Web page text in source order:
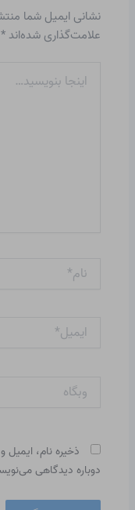
نشانی ایمیل شما
علامت‌گذاری شده‌اند*
بنویسید…
ایمیل*
ذخیره نام، ایمیل
دوباره دیدگاهی